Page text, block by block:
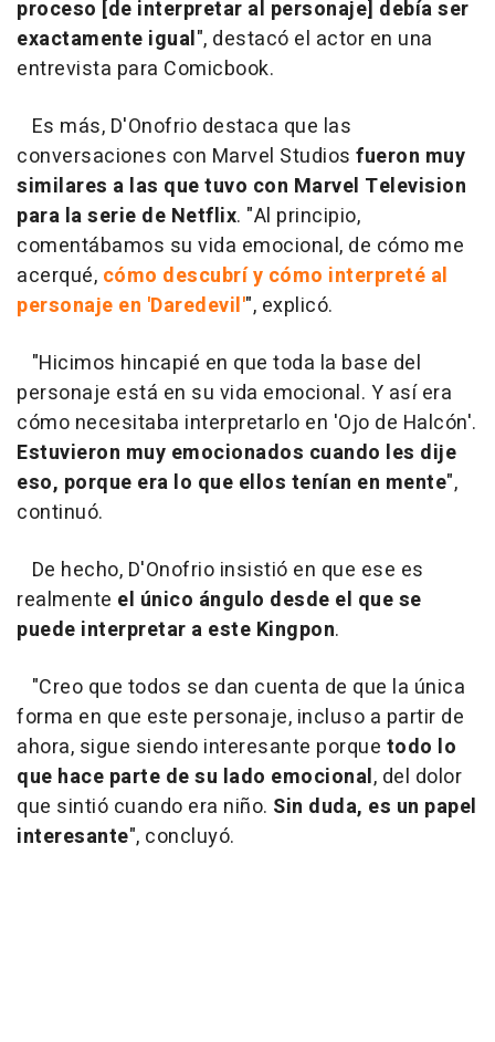
proceso [de interpretar al personaje] debía ser
exactamente igual", destacó el actor en una
entrevista para Comicbook.
Es más, D'Onofrio destaca que las
conversaciones con Marvel Studios fueron muy
similares a las que tuvo con Marvel Television
para la serie de Netflix. "Al principio,
comentábamos su vida emocional, de cómo me
acerqué, cómo descubrí y cómo interpreté al
personaje en 'Daredevil'", explicó.
"Hicimos hincapié en que toda la base del
personaje está en su vida emocional. Y así era
cómo necesitaba interpretarlo en 'Ojo de Halcón'.
Estuvieron muy emocionados cuando les dije
eso, porque era lo que ellos tenían en mente",
continuó.
De hecho, D'Onofrio insistió en que ese es
realmente el único ángulo desde el que se
puede interpretar a este Kingpon.
"Creo que todos se dan cuenta de que la única
forma en que este personaje, incluso a partir de
ahora, sigue siendo interesante porque todo lo
que hace parte de su lado emocional, del dolor
que sintió cuando era niño. Sin duda, es un papel
interesante", concluyó.